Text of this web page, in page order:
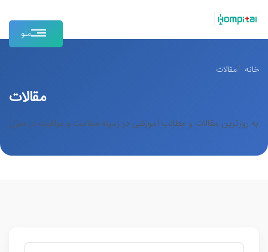
منو
خانه مقالات
مقالات
به روزترین مقالات و مطالب آموزشی در زمینه سلامت و مراقبت در منزل